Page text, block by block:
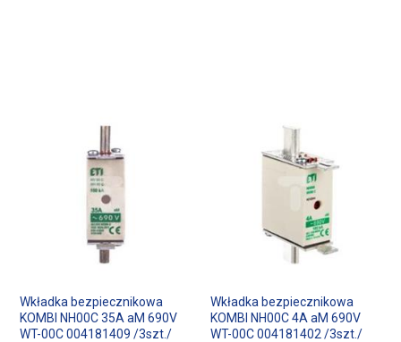
Wkładka bezpiecznikowa
KOMBI NH00C 35A aM 690V
WT-00C 004181409 /3szt./
Wkładka bezpiecznikowa
KOMBI NH00C 4A aM 690V
WT-00C 004181402 /3szt./